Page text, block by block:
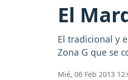
El
El tradicional y
Zona G que se
Mié, 06 Feb 2013